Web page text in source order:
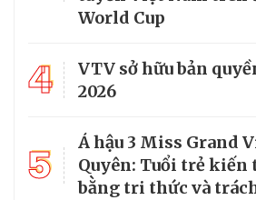
World Cup
4
VTV sở hữu bản
2026
5
Á hậu 3 Miss Grand
Quyên: Tuổi trẻ kiến
bằng tri thức và